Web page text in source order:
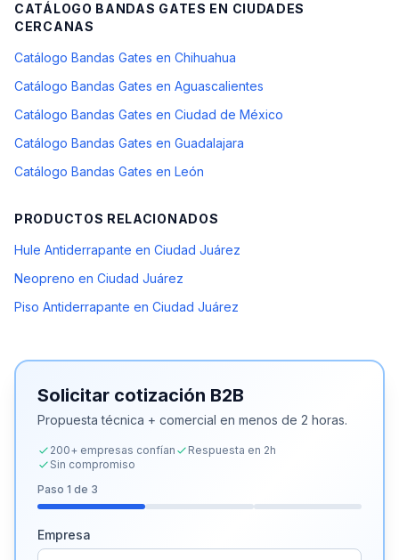
CATÁLOGO BANDAS GATES EN CIUDADES
CERCANAS
Catálogo Bandas Gates en Chihuahua
Catálogo Bandas Gates en Aguascalientes
Catálogo Bandas Gates en Ciudad de México
Catálogo Bandas Gates en Guadalajara
Catálogo Bandas Gates en León
PRODUCTOS RELACIONADOS
Hule Antiderrapante en Ciudad Juárez
Neopreno en Ciudad Juárez
Piso Antiderrapante en Ciudad Juárez
Solicitar cotización B2B
Propuesta técnica + comercial en menos de 2 horas.
200+ empresas confían
Respuesta en 2h
Sin compromiso
Paso 1 de 3
Empresa